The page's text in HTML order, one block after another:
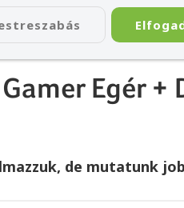
KAPCSOLAT
Egér +
de mutatunk